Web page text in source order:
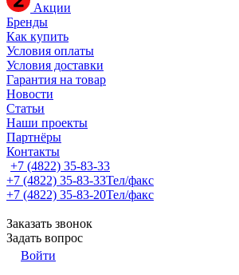
Акции
Бренды
Как купить
Условия оплаты
Условия доставки
Гарантия на товар
Новости
Статьи
Наши проекты
Партнёры
Контакты
+7 (4822) 35-83-33
+7 (4822) 35-83-33Тел/факс
+7 (4822) 35-83-20Тел/факс
Заказать звонок
Задать вопрос
Войти